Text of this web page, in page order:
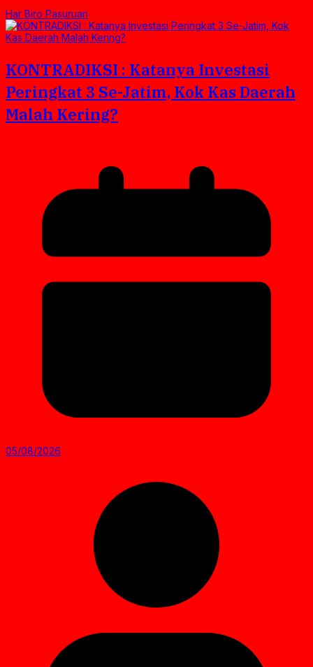
Har Biro Pasuruan
KONTRADIKSI : Katanya Investasi
Peringkat 3 Se-Jatim, Kok Kas Daerah
Malah Kering?
05/08/2026